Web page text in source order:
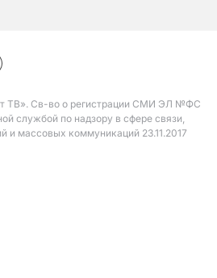
ТВ». Св-во о регистрации СМИ ЭЛ №ФС
службой по надзору в сфере связи,
и массовых коммуникаций 23.11.2017